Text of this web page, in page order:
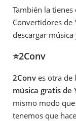
También la tienes
Convertidores de
descargar
⭐2Conv
2Conv es otra de
música gratis de
mismo modo
tenemos que